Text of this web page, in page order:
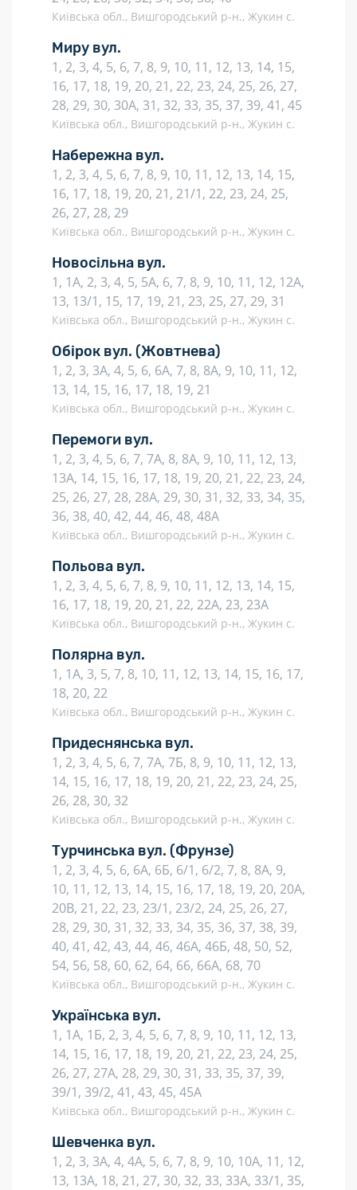
Київська обл., Вишгородський р-н., Жукин с.
Миру вул.
1, 2, 3, 4, 5, 6, 7, 8, 9, 10, 11, 12, 13, 14, 15,
16, 17, 18, 19, 20, 21, 22, 23, 24, 25, 26, 27,
28, 29, 30, 30А, 31, 32, 33, 35, 37, 39, 41, 45
Київська обл., Вишгородський р-н., Жукин с.
Набережна вул.
1, 2, 3, 4, 5, 6, 7, 8, 9, 10, 11, 12, 13, 14, 15,
16, 17, 18, 19, 20, 21, 21/1, 22, 23, 24, 25,
26, 27, 28, 29
Київська обл., Вишгородський р-н., Жукин с.
Новосільна вул.
1, 1А, 2, 3, 4, 5, 5А, 6, 7, 8, 9, 10, 11, 12, 12А,
13, 13/1, 15, 17, 19, 21, 23, 25, 27, 29, 31
Київська обл., Вишгородський р-н., Жукин с.
Обірок вул. (Жовтнева)
1, 2, 3, 3А, 4, 5, 6, 6А, 7, 8, 8А, 9, 10, 11, 12,
13, 14, 15, 16, 17, 18, 19, 21
Київська обл., Вишгородський р-н., Жукин с.
Перемоги вул.
1, 2, 3, 4, 5, 6, 7, 7А, 8, 8А, 9, 10, 11, 12, 13,
13А, 14, 15, 16, 17, 18, 19, 20, 21, 22, 23, 24,
25, 26, 27, 28, 28А, 29, 30, 31, 32, 33, 34, 35,
36, 38, 40, 42, 44, 46, 48, 48А
Київська обл., Вишгородський р-н., Жукин с.
Польова вул.
1, 2, 3, 4, 5, 6, 7, 8, 9, 10, 11, 12, 13, 14, 15,
16, 17, 18, 19, 20, 21, 22, 22А, 23, 23А
Київська обл., Вишгородський р-н., Жукин с.
Полярна вул.
1, 1А, 3, 5, 7, 8, 10, 11, 12, 13, 14, 15, 16, 17,
18, 20, 22
Київська обл., Вишгородський р-н., Жукин с.
Придеснянська вул.
1, 2, 3, 4, 5, 6, 7, 7А, 7Б, 8, 9, 10, 11, 12, 13,
14, 15, 16, 17, 18, 19, 20, 21, 22, 23, 24, 25,
26, 28, 30, 32
Київська обл., Вишгородський р-н., Жукин с.
Турчинська вул. (Фрунзе)
1, 2, 3, 4, 5, 6, 6А, 6Б, 6/1, 6/2, 7, 8, 8А, 9,
10, 11, 12, 13, 14, 15, 16, 17, 18, 19, 20, 20А,
20В, 21, 22, 23, 23/1, 23/2, 24, 25, 26, 27,
28, 29, 30, 31, 32, 33, 34, 35, 36, 37, 38, 39,
40, 41, 42, 43, 44, 46, 46А, 46Б, 48, 50, 52,
54, 56, 58, 60, 62, 64, 66, 66А, 68, 70
Київська обл., Вишгородський р-н., Жукин с.
Українська вул.
1, 1А, 1Б, 2, 3, 4, 5, 6, 7, 8, 9, 10, 11, 12, 13,
14, 15, 16, 17, 18, 19, 20, 21, 22, 23, 24, 25,
26, 27, 27А, 28, 29, 30, 31, 33, 35, 37, 39,
39/1, 39/2, 41, 43, 45, 45А
Київська обл., Вишгородський р-н., Жукин с.
Шевченка вул.
1, 2, 3, 3А, 4, 4А, 5, 6, 7, 8, 9, 10, 10А, 11, 12,
13, 13А, 18, 21, 27, 30, 32, 33, 33А, 33/1, 35,